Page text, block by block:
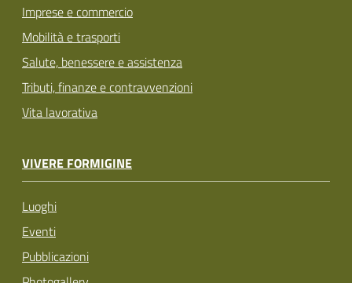
Imprese e commercio
Mobilità e trasporti
Salute, benessere e assistenza
Tributi, finanze e contravvenzioni
Vita lavorativa
VIVERE FORMIGINE
Luoghi
Eventi
Pubblicazioni